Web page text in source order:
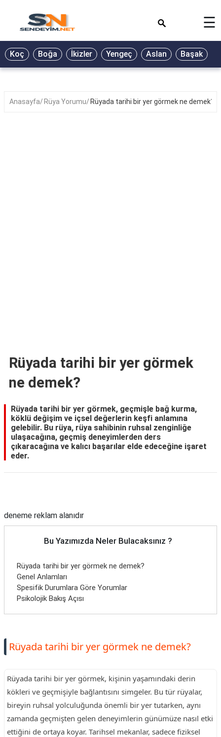
BİYOGRAFİ
GALERİ
☰
Koç Boğa İkizler Yengeç Aslan Başak
Anasayfa Rüya Yorumu Rüyada tarihi bir yer görmek ne demek?
Rüyada tarihi bir yer görmek
ne demek?
Rüyada tarihi bir yer görmek, geçmişle bağ kurma,
köklü değişim ve içsel değerlerin keşfi anlamına
gelebilir. Bu rüya, rüya sahibinin ruhsal zenginliğe
ulaşacağına, geçmiş deneyimlerden ders
çıkaracağına ve kalıcı başarılar elde edeceğine işaret
eder.
deneme reklam alanıdır
Bu Yazımızda Neler Bulacaksınız ?
Rüyada tarihi bir yer görmek ne demek?
Genel Anlamları
Spesifik Durumlara Göre Yorumlar
Psikolojik Bakış Açısı
Rüyada tarihi bir yer görmek ne demek?
Rüyada tarihi bir yer görmek, kişinin yaşamındaki derin
kökleri ve geçmişiyle bağlantısını simgeler. Bu tür rüyalar,
bireyin ruhsal yolculuğunda önemli bir yer tutarken, aynı
zamanda geçmişten gelen deneyimlerin günümüze nasıl etki
ettiğini de ortaya koyar. Tarihsel mekanlar, sadece fiziksel